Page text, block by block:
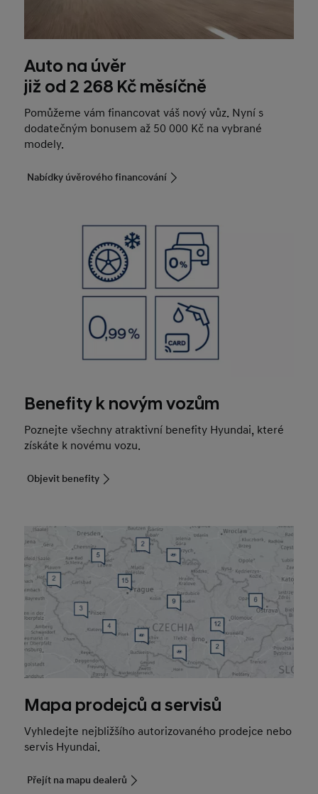
Auto na úvěr
již od 2 268 Kč měsíčně
Pomůžeme vám financovat váš nový vůz. Nyní s
dodatečným bonusem až 50 000 Kč na vybrané
modely.
Nabídky úvěrového financování
Benefity k novým vozům
Poznejte všechny atraktivní benefity Hyundai, které
získáte k novému vozu.
Objevit benefity
Mapa prodejců a servisů
Vyhledejte nejbližšího autorizovaného prodejce nebo
servis Hyundai.
Přejít na mapu dealerů